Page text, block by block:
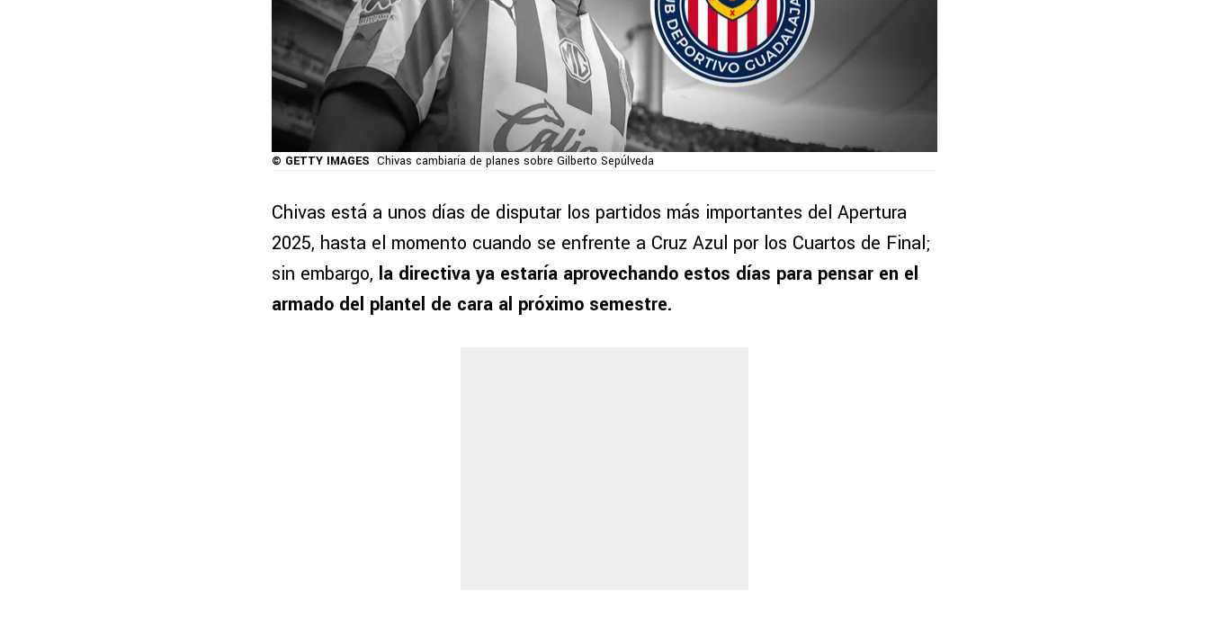
© GETTY IMAGES Chivas cambiaría de planes sobre Gilberto Sepúlveda
Chivas está a unos días de disputar los partidos más importantes del Apertura
2025, hasta el momento cuando se enfrente a Cruz Azul por los Cuartos de Final;
sin embargo, la directiva ya estaría aprovechando estos días para pensar en el
armado del plantel de cara al próximo semestre.